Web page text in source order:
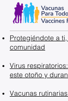
Protegiéndote a
comunidad​
​Virus
este otoño y
Vacunas